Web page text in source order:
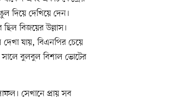
দিয়ে দেখিয়ে দেন।
বিজয়ের উল্লাস।
যায়, বিএনপির চেয়ে
সালে বুলবুল বিশাল ভোটের
সেখানে প্রায় সব